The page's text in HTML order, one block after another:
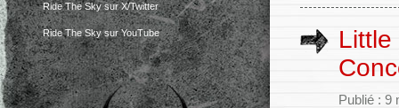
Ride The Sky sur X/Twitter
Ride The Sky sur YouTube
Publié : 9